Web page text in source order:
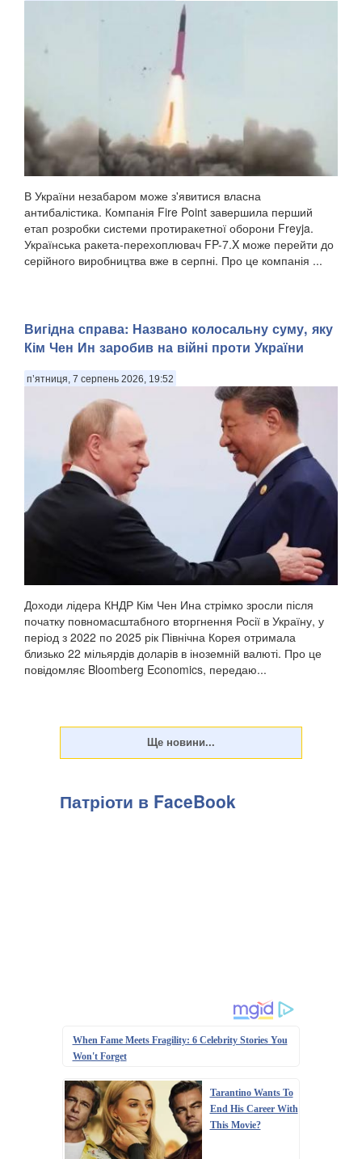
В України незабаром може з'явитися власна
антибалістика. Компанія Fire Point завершила перший
етап розробки системи протиракетної оборони Freyja.
Українська ракета-перехоплювач FP-7.X може перейти до
серійного виробництва вже в серпні. Про це компанія ...
Вигідна справа: Названо колосальну суму, яку
Кім Чен Ин заробив на війні проти України
п’ятниця, 7 серпень 2026, 19:52
Доходи лідера КНДР Кім Чен Ина стрімко зросли після
початку повномасштабного вторгнення Росії в Україну, у
період з 2022 по 2025 рік Північна Корея отримала
близько 22 мільярдів доларів в іноземній валюті. Про це
повідомляє Bloomberg Economics, передаю...
Патріоти в FaceBook
When Fame Meets Fragility: 6 Celebrity Stories You
Won't Forget
Tarantino Wants To
End His Career With
This Movie?